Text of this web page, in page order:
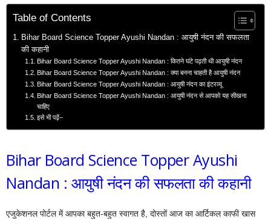
Table of Contents
Bihar Board Science Topper Ayushi Nandan : आयुषी नंदन की सफलता
की कहानी
Bihar Board Science Topper Ayushi Nandan : कितने घंटे पढ़ती थी आयुषी नंदन
Bihar Board Science Topper Ayushi Nandan : क्या बनना चाहती है आयुषी नंदन
Bihar Board Science Topper Ayushi Nandan : आयुषी नंदन का इंटरव्यू
Bihar Board Science Topper Ayushi Nandan : आयुषी नंदन से आपको यह सीखना
चाहिए
इसे भी पढ़ें–
Bihar Board Science Topper Ayushi
Nandan : आयुषी नंदन की सफलता की कहानी
एजुकेशनल पोर्टल में आपका बहुत-बहुत स्वागत है, दोस्तों आज का आर्टिकल काफी खास